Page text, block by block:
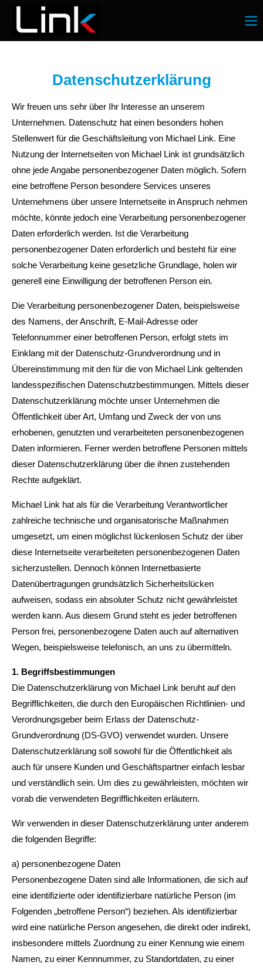
Login
Anmelden
Register|Lost your password?
Support
24h/ 365days
We offer support for our customers
Mon - Fri 8:00am - 5:00pm(GMT +1)
Get in touch
San Francisco, CA 94102
Have any questions?
+44 1234 567 890
info@yourdomain.com
About us
Lorem ipsum dolor sit amet, consectetuer
adipiscing elit.
Aenean commodo ligula eget dolor. Aenean massa.
montes, nascetur ridiculus mus. Donec quam felis,
ultricies nec.
Datenschutzerklärung
Wir freuen uns sehr über Ihr Interesse an unserem
Unternehmen. Datenschutz hat einen besonders hohen
Stellenwert für die Geschäftsleitung von Michael Link. Eine
Nutzung der Internetseiten von Michael Link ist grundsätzlich
ohne jede Angabe personenbezogener Daten möglich. Sofern
eine betroffene Person besondere Services unseres
Unternehmens über unsere Internetseite in Anspruch nehmen
möchte, könnte jedoch eine Verarbeitung personenbezogener
Daten erforderlich werden. Ist die Verarbeitung
personenbezogener Daten erforderlich und besteht für eine
solche Verarbeitung keine gesetzliche Grundlage, holen wir
generell eine Einwilligung der betroffenen Person ein.
Die Verarbeitung personenbezogener Daten, beispielsweise
des Namens, der Anschrift, E-Mail-Adresse oder
Telefonnummer einer betroffenen Person, erfolgt stets im
Einklang mit der Datenschutz-Grundverordnung und in
Übereinstimmung mit den für die von Michael Link geltenden
landesspezifischen Datenschutzbestimmungen. Mittels dieser
Datenschutzerklärung möchte unser Unternehmen die
Öffentlichkeit über Art, Umfang und Zweck der von uns
erhobenen, genutzten und verarbeiteten personenbezogenen
Daten informieren. Ferner werden betroffene Personen mittels
dieser Datenschutzerklärung über die ihnen zustehenden
Rechte aufgeklärt.
Michael Link hat als für die Verarbeitung Verantwortlicher
zahlreiche technische und organisatorische Maßnahmen
umgesetzt, um einen möglichst lückenlosen Schutz der über
diese Internetseite verarbeiteten personenbezogenen Daten
sicherzustellen. Dennoch können Internetbasierte
Datenübertragungen grundsätzlich Sicherheitslücken
aufweisen, sodass ein absoluter Schutz nicht gewährleistet
werden kann. Aus diesem Grund steht es jeder betroffenen
Person frei, personenbezogene Daten auch auf alternativen
Wegen, beispielsweise telefonisch, an uns zu übermitteln.
1. Begriffsbestimmungen
Die Datenschutzerklärung von Michael Link beruht auf den
Begrifflichkeiten, die durch den Europäischen Richtlinien- und
Verordnungsgeber beim Erlass der Datenschutz-
Grundverordnung (DS-GVO) verwendet wurden. Unsere
Datenschutzerklärung soll sowohl für die Öffentlichkeit als
auch für unsere Kunden und Geschäftspartner einfach lesbar
und verständlich sein. Um dies zu gewährleisten, möchten wir
vorab die verwendeten Begrifflichkeiten erläutern.
Wir verwenden in dieser Datenschutzerklärung unter anderem
die folgenden Begriffe:
a) personenbezogene Daten
Personenbezogene Daten sind alle Informationen, die sich auf
eine identifizierte oder identifizierbare natürliche Person (im
Folgenden „betroffene Person“) beziehen. Als identifizierbar
wird eine natürliche Person angesehen, die direkt oder indirekt,
insbesondere mittels Zuordnung zu einer Kennung wie einem
Namen, zu einer Kennnummer, zu Standortdaten, zu einer